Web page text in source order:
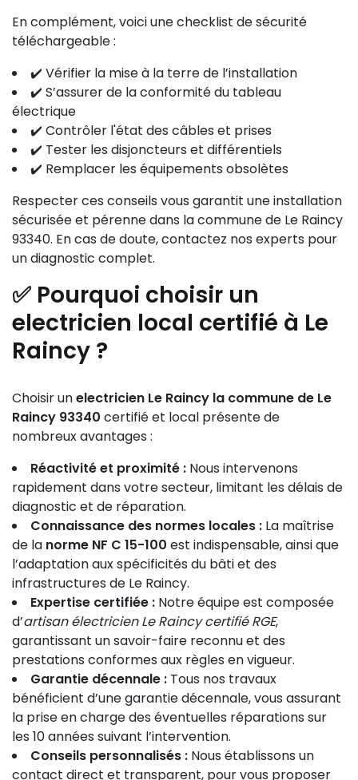
En complément, voici une checklist de sécurité
téléchargeable :
✔️ Vérifier la mise à la terre de l’installation
✔️ S’assurer de la conformité du tableau
électrique
✔️ Contrôler l'état des câbles et prises
✔️ Tester les disjoncteurs et différentiels
✔️ Remplacer les équipements obsolètes
Respecter ces conseils vous garantit une installation
sécurisée et pérenne dans la commune de Le Raincy
93340. En cas de doute, contactez nos experts pour
un diagnostic complet.
✅ Pourquoi choisir un
electricien local certifié à Le
Raincy ?
Choisir unelectricien Le Raincy la commune de Le
Raincy 93340 certifié et local présente de
nombreux avantages :
Réactivité et proximité : Nous intervenons
rapidement dans votre secteur, limitant les délais de
diagnostic et de réparation.
Connaissance des normes locales : La maîtrise
de la norme NF C 15-100 est indispensable, ainsi que
l’adaptation aux spécificités du bâti et des
infrastructures de Le Raincy.
Expertise certifiée : Notre équipe est composée
d’artisan électricien Le Raincy certifié RGE,
garantissant un savoir-faire reconnu et des
prestations conformes aux règles en vigueur.
Garantie décennale : Tous nos travaux
bénéficient d’une garantie décennale, vous assurant
la prise en charge des éventuelles réparations sur
les 10 années suivant l’intervention.
Conseils personnalisés : Nous établissons un
contact direct et transparent, pour vous proposer